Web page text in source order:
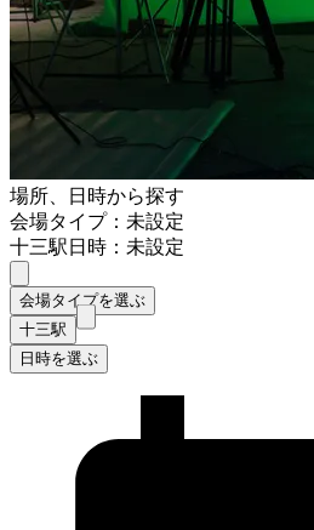
場所、日時から探す
会場タイプ：未設定
十三駅日時：未設定
会場タイプを選ぶ
十三駅
日時を選ぶ